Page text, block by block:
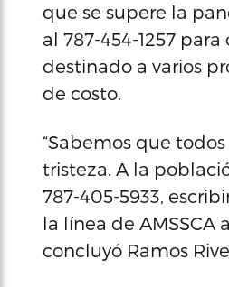
que se supere la
al 787-454-1257
destinado a varios
de costo.
“Sabemos que
tristeza. A la
787-405-5933,
la línea de AMSSCA
concluyó Ramos